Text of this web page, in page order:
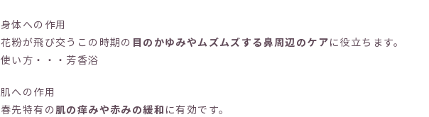
身体への作用
花粉が飛び交うこの時期の 目のかゆみやムズムズする鼻周辺のケアに役立ちます。
使い方・・・芳香浴
肌への作用
春先特有の肌の痒みや赤みの緩和 に有効です。